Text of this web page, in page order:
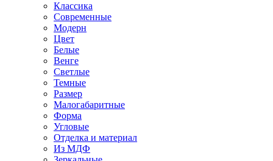
Классика
Современные
Модерн
Цвет
Белые
Венге
Светлые
Темные
Размер
Малогабаритные
Форма
Угловые
Отделка и материал
Из МДФ